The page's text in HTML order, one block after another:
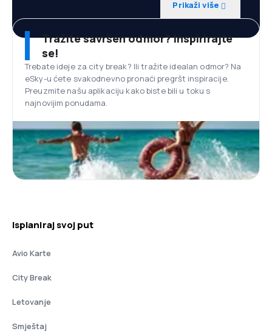
Prikaži više
Tražite savršen odmor? Inspirirajte
se!
Trebate ideje za city break? Ili tražite idealan odmor? Na
eSky-u ćete svakodnevno pronaći pregršt inspiracije.
Preuzmite našu aplikaciju kako biste bili u toku s
najnovijim ponudama.
Isplaniraj svoj put
Avio Karte
City Break
Letovanje
Smještaj